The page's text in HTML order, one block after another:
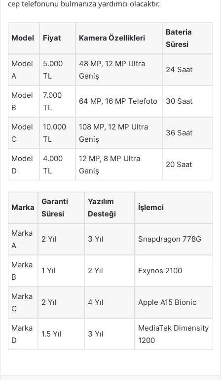
cep telefonunu bulmanıza yardımcı olacaktır.
Model Fiyat Kamera Özellikleri
Bateria
Süresi
Model
A
5.000
TL
48 MP, 12 MP Ultra
Geniş
24 Saat
Model
B
7.000
TL
64 MP, 16 MP Telefoto 30 Saat
Model
C
10.000
TL
108 MP, 12 MP Ultra
Geniş
36 Saat
Model
D
4.000
TL
12 MP, 8 MP Ultra
Geniş
20 Saat
Marka
Garanti
Süresi
Yazılım
Desteği
İşlemci
Marka
A
2 Yıl 3 Yıl Snapdragon 778G
Marka
B
1 Yıl 2 Yıl Exynos 2100
Marka
C
2 Yıl 4 Yıl Apple A15 Bionic
Marka
D
1.5 Yıl 3 Yıl
MediaTek Dimensity
1200